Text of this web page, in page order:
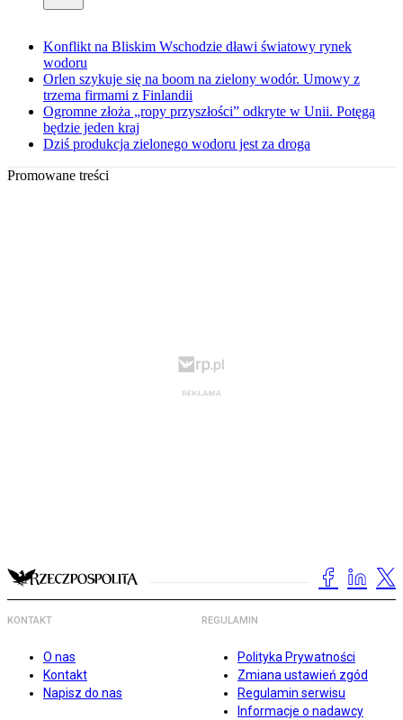
Konflikt na Bliskim Wschodzie dławi światowy rynek
wodoru
Orlen szykuje się na boom na zielony wodór. Umowy z
trzema firmami z Finlandii
Ogromne złoża „ropy przyszłości” odkryte w Unii. Potęgą
będzie jeden kraj
Dziś produkcja zielonego wodoru jest za droga
Promowane treści
KONTAKT
O nas
Kontakt
Napisz do nas
REGULAMIN
Polityka Prywatności
Zmiana ustawień zgód
Regulamin serwisu
Informacje o nadawcy